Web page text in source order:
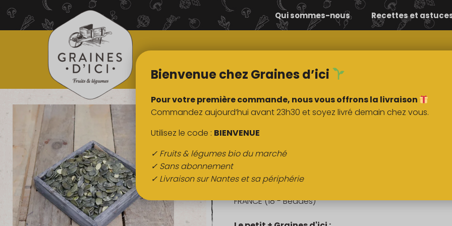
TOUS NOS
Comment ça
marche ?
Nos
Qui sommes-nous Recettes et
DESCRIPTION
Graines de courge
FRANCE (18 - Beddes)
Bienvenue chez Graines d’ici
Pour votre première commande, nous vous offrons la livraison
Commandez aujourd’hui avant 23h30 et soyez livré demain chez vous.
Utilisez le code : BIENVENUE
✓ Fruits & légumes bio du marché
✓ Sans abonnement
✓ Livraison sur Nantes et sa périphérie